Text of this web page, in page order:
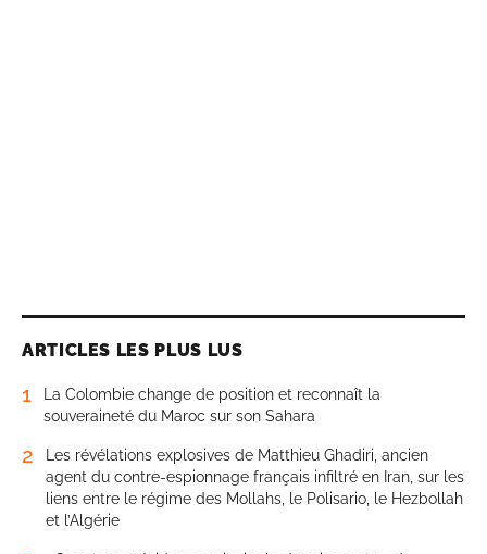
ARTICLES LES PLUS LUS
1
La Colombie change de position et reconnaît la
souveraineté du Maroc sur son Sahara
2
Les révélations explosives de Matthieu Ghadiri, ancien
agent du contre-espionnage français infiltré en Iran, sur les
liens entre le régime des Mollahs, le Polisario, le Hezbollah
et l’Algérie